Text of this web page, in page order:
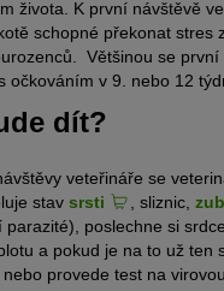
života. K první návštěvě
schopné překonat stres z
Většinou se první
očkováním v 9. nebo 12
dít?
veteřináře se
stav srsti , sliznic,
parazité), poslechne si
a pokud je na to už ten
provede test na